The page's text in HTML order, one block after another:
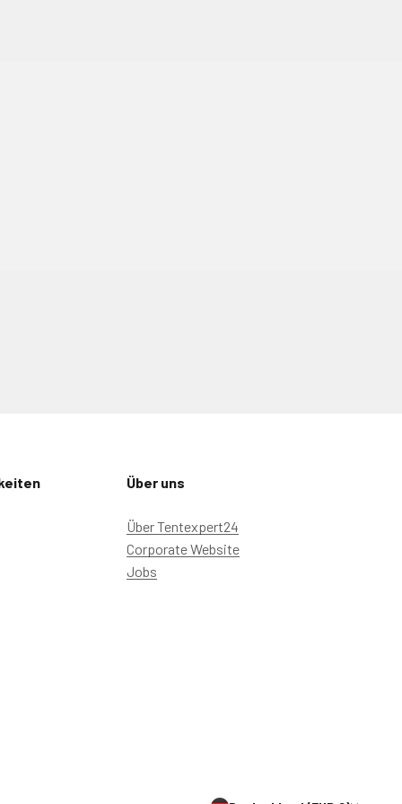
Über uns
Über Tentexpert24
Corporate Website
Jobs